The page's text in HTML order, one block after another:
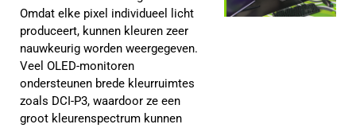
Omdat elke pixel individueel licht
produceert, kunnen kleuren zeer
nauwkeurig worden weergegeven.
Veel OLED-monitoren
ondersteunen brede kleurruimtes
zoals DCI-P3, waardoor ze een
groot kleurenspectrum kunnen